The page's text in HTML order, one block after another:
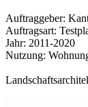
Auftraggeber:
Auftragsart:
Jahr: 2011-2020
Nutzung: